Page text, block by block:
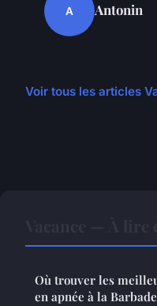
A Antonin
Voir tous les articles
Où trouver les
en apnée à la